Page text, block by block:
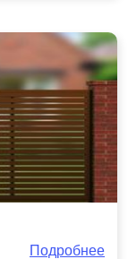
Подробнее